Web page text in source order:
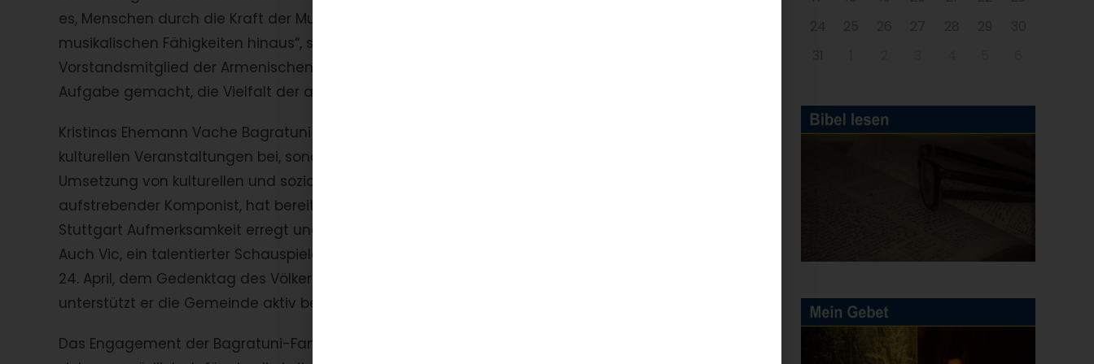
es, Menschen durch die Kraft der Musik zu verbinden. Ihr Engagement geht weit über ihre
musikalischen Fähigkeiten hinaus“, so Pfarrer Diradur Sardaryan über Kristinas Engagement. Als
Vorstandsmitglied der Armenischen Gemeinde Baden-Württemberg e.V. hat sie sich zur
Aufgabe gemacht, die Vielfalt der armenischen Kultur lebendig zu halten und sie zu verbreiten.
Kristinas Ehemann Vache Bagratuni trägt nicht nur durch seine musikalischen Auftritte zu
kulturellen Veranstaltungen bei, sondern unterstützt auch den Vorstand und den Pfarrer bei der
Umsetzung von kulturellen und sozialen Projekten der Gemeinde. Ihr Sohn Mikael, ein
aufstrebender Komponist, hat bereits durch seine Musik für die Armenischen Kulturtage
Stuttgart Aufmerksamkeit erregt und engagiert sich aktiv in der Jugendarbeit der Gemeinde.
Auch Vic, ein talentierter Schauspieler, ist der Gemeinde für seine bewegenden Rezitationen am
24. April, dem Gedenktag des Völkermords an den Armeniern, bekannt. Darüber hinaus
unterstützt er die Gemeinde aktiv bei kulturellen Projekten.
Das Engagement der Bagratuni-Familie ist beispielhaft und verdient Anerkennung. Sie setzen